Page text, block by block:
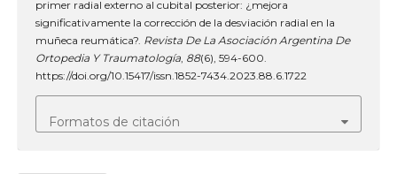
primer radial externo al cubital posterior: ¿mejora
significativamente la corrección de la desviación radial en la
muñeca reumática?. Revista De La Asociación Argentina De
Ortopedia Y Traumatología, 88(6), 594-600.
https://doi.org/10.15417/issn.1852-7434.2023.88.6.1722
Formatos de citación